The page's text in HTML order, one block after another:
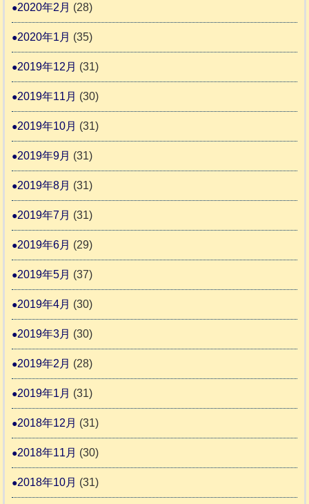
2020年2月 (28)
2020年1月 (35)
2019年12月 (31)
2019年11月 (30)
2019年10月 (31)
2019年9月 (31)
2019年8月 (31)
2019年7月 (31)
2019年6月 (29)
2019年5月 (37)
2019年4月 (30)
2019年3月 (30)
2019年2月 (28)
2019年1月 (31)
2018年12月 (31)
2018年11月 (30)
2018年10月 (31)